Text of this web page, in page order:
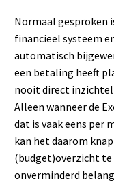
Normaal gesproken
financieel systeem
automatisch
een betaling heeft
nooit direct
Alleen wanneer de
dat is vaak eens per
kan het daarom
(budget)overzicht te
onverminderd